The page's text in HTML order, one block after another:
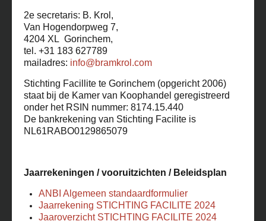
2e secretaris: B. Krol,
Van Hogendorpweg 7,
4204 XL Gorinchem,
tel. +31 183 627789
mailadres: info@bramkrol.com
Stichting Facillite te Gorinchem (opgericht 2006)
staat bij de Kamer van Koophandel geregistreerd
onder het RSIN nummer: 8174.15.440
De bankrekening van Stichting Facilite is
NL61RABO0129865079
Jaarrekeningen / vooruitzichten / Beleidsplan
ANBI Algemeen standaardformulier
Jaarrekening STICHTING FACILITE 2024
Jaaroverzicht STICHTING FACILITE 2024